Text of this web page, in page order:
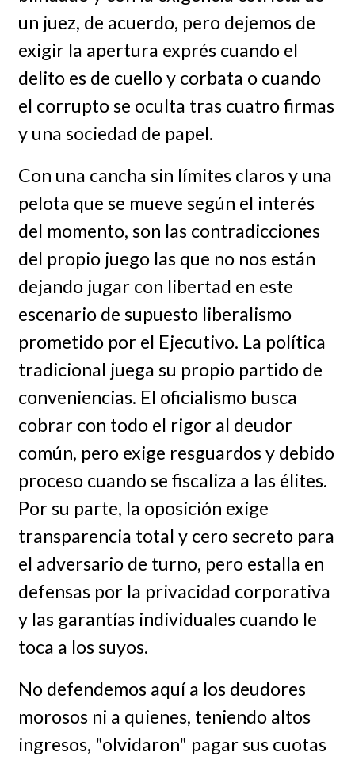
un juez, de acuerdo, pero dejemos de
exigir la apertura exprés cuando el
delito es de cuello y corbata o cuando
el corrupto se oculta tras cuatro firmas
y una sociedad de papel.
Con una cancha sin límites claros y una
pelota que se mueve según el interés
del momento, son las contradicciones
del propio juego las que no nos están
dejando jugar con libertad en este
escenario de supuesto liberalismo
prometido por el Ejecutivo. La política
tradicional juega su propio partido de
conveniencias. El oficialismo busca
cobrar con todo el rigor al deudor
común, pero exige resguardos y debido
proceso cuando se fiscaliza a las élites.
Por su parte, la oposición exige
transparencia total y cero secreto para
el adversario de turno, pero estalla en
defensas por la privacidad corporativa
y las garantías individuales cuando le
toca a los suyos.
No defendemos aquí a los deudores
morosos ni a quienes, teniendo altos
ingresos, "olvidaron" pagar sus cuotas